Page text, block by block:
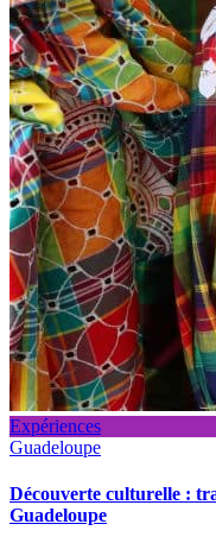
Expériences
Guadeloupe
Découverte culturelle :
Guadeloupe